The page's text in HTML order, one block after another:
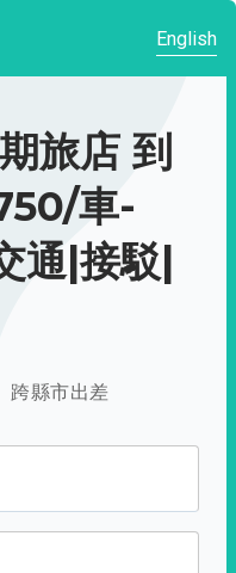
English
旅店 到
車-
通|接駁|
跨縣市出差